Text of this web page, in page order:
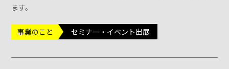
ます。
事業のこと セミナー・イベント出展